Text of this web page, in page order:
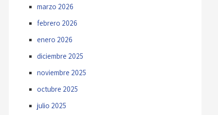
marzo 2026
febrero 2026
enero 2026
diciembre 2025
noviembre 2025
octubre 2025
julio 2025